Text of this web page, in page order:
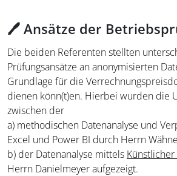
🖊 Ansätze der
Die beiden Referenten stellten
Prüfungsansätze an anonymisierten
Grundlage für die
dienen könn(t)en. Hierbei wurden die
zwischen der
a) methodischen Datenanalyse und
Excel und Power BI durch Herrn
b) der Datenanalyse mittels
Herrn Danielmeyer aufgezeigt.